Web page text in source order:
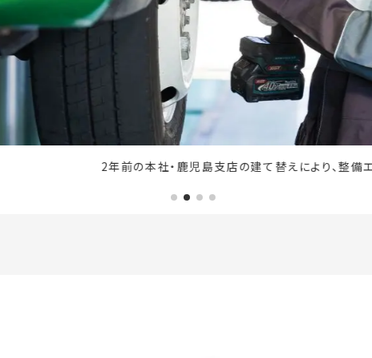
2年前の本社・鹿児島支店の建て替えにより、整備エリアにも新設備を